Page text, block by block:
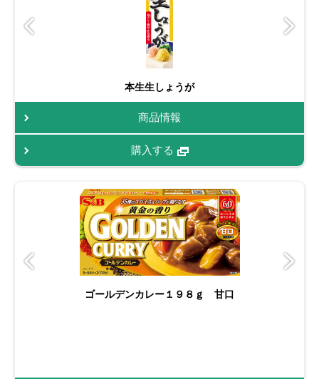
本生生しょうが
商品情報
購入する
ゴールデンカレー１９８ｇ 甘口